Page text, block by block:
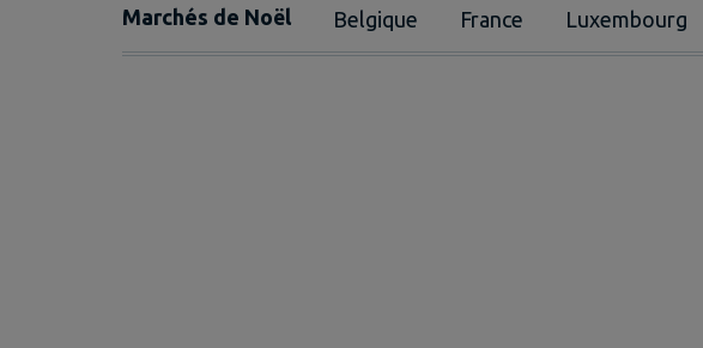
Marchés de Noël Belgique France Luxembourg